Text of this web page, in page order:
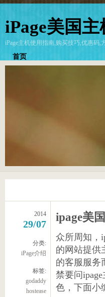
iPage美国主
iPage主机使用指南,购买技巧,优惠码,
首页
2014
29/07
分类:
iPage介绍
标签:
godaddy
hostease
ipage美
众所周知，
的网站提供
的客服服务
禁要问
色，下面小